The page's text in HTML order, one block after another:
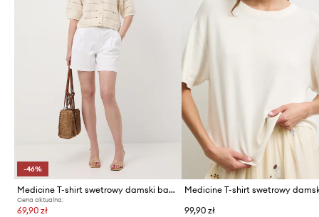
-46%
Medicine T-shirt swetrowy damski bawełniany
Cena aktualna:
69,90 zł 99,90 zł